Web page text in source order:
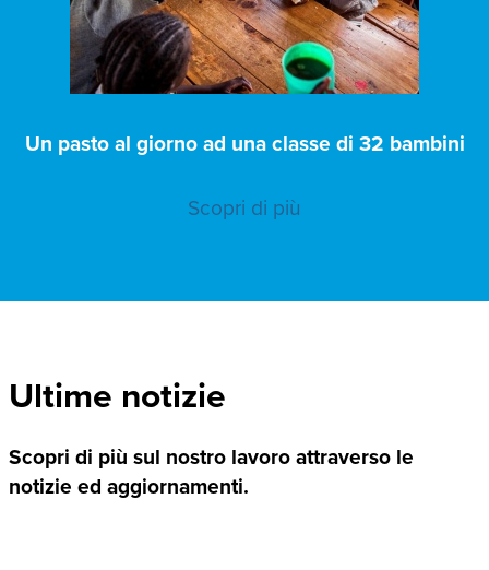
Un pasto al giorno ad una classe di 32 bambini
Scopri di più
Ultime notizie
Scopri di più sul nostro lavoro attraverso le
notizie ed aggiornamenti.